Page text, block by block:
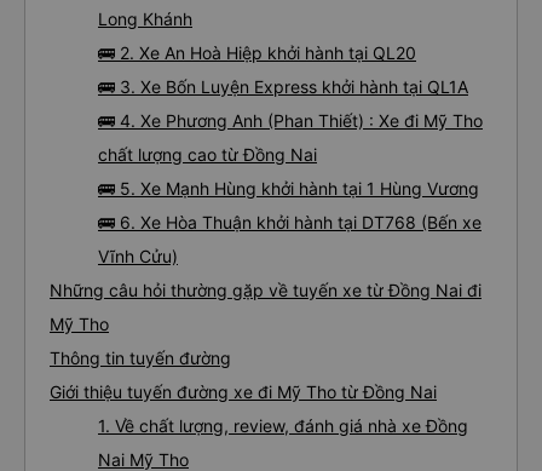
Long Khánh
🚌 2. Xe An Hoà Hiệp khởi hành tại QL20
🚌 3. Xe Bốn Luyện Express khởi hành tại QL1A
🚌 4. Xe Phương Anh (Phan Thiết) : Xe đi Mỹ Tho
chất lượng cao từ Đồng Nai
🚌 5. Xe Mạnh Hùng khởi hành tại 1 Hùng Vương
🚌 6. Xe Hòa Thuận khởi hành tại DT768 (Bến xe
Vĩnh Cửu)
Những câu hỏi thường gặp về tuyến xe từ Đồng Nai đi
Mỹ Tho
Thông tin tuyến đường
Giới thiệu tuyến đường xe đi Mỹ Tho từ Đồng Nai
1. Về chất lượng, review, đánh giá nhà xe Đồng
Nai Mỹ Tho